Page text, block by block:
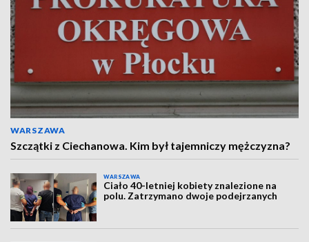
WARSZAWA
Szczątki z Ciechanowa. Kim był tajemniczy mężczyzna?
WARSZAWA
Ciało 40-letniej kobiety znalezione na
polu. Zatrzymano dwoje podejrzanych